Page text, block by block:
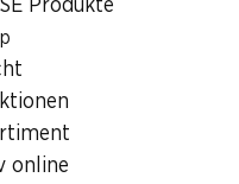
Produkte
online
rot
160 g